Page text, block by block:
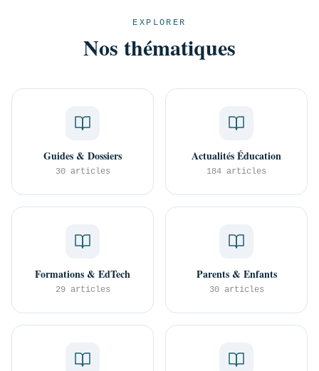
EXPLORER
Nos thématiques
Guides & Dossiers
30 articles
Actualités Éducation
184 articles
Formations & EdTech
29 articles
Parents & Enfants
30 articles